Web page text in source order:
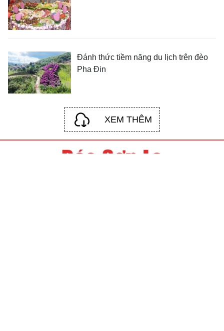
Đánh thức tiềm năng du lịch trên đèo
Pha Đin
XEM THÊM